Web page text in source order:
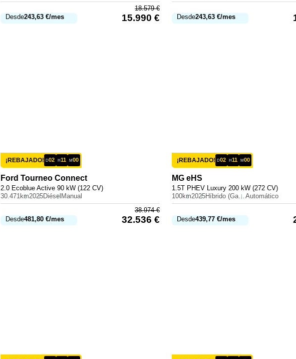
Desde243,63 €/mes
18.579€
15.990 € Desde243,63 €/mes
¡REBAJADO! D02 H11 M00
Ford Tourneo Connect
2.0 Ecoblue Active 90 kW (122 CV)
30.471km2025Diésel Manual
Desde481,80 €/mes
38.974€
32.536 €
¡REBAJADO! D02 H11 M00
MG eHS
1.5T PHEV Luxury 200 kW (272 CV)
100km2025 Híbrido (Gasolina) Automático
Desde439,77 €/mes